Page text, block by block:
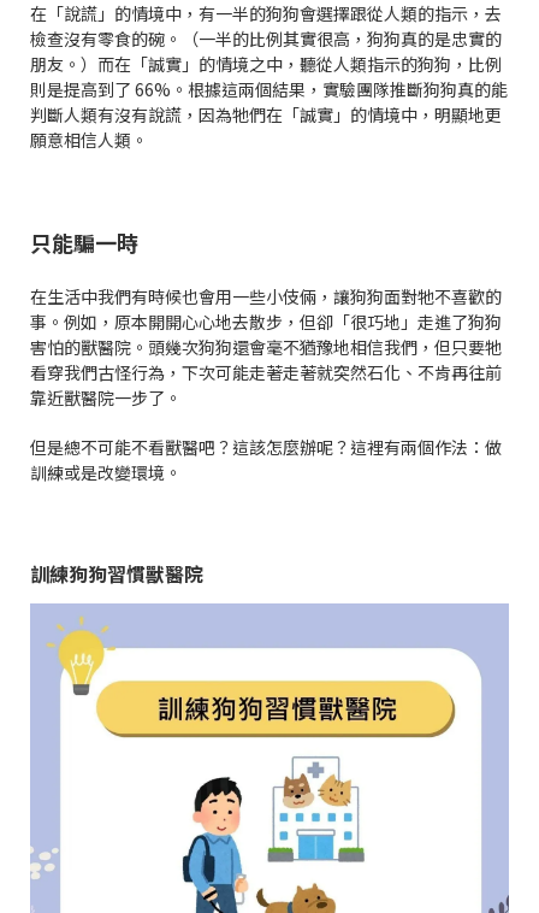
在「說謊」的情境中，有一半的狗狗會選擇跟從人類的指示，去
檢查沒有零食的碗。（一半的比例其實很高，狗狗真的是忠實的
朋友。）而在「誠實」的情境之中，聽從人類指示的狗狗，比例
則是提高到了 66%。根據這兩個結果，實驗團隊推斷狗狗真的能
判斷人類有沒有說謊，因為牠們在「誠實」的情境中，明顯地更
願意相信人類。
只能騙一時
在生活中我們有時候也會用一些小伎倆，讓狗狗面對牠不喜歡的
事。例如，原本開開心心地去散步，但卻「很巧地」走進了狗狗
害怕的獸醫院。頭幾次狗狗還會毫不猶豫地相信我們，但只要牠
看穿我們古怪行為，下次可能走著走著就突然石化、不肯再往前
靠近獸醫院一步了。
但是總不可能不看獸醫吧？這該怎麼辦呢？這裡有兩個作法：做
訓練或是改變環境。
訓練狗狗習慣獸醫院